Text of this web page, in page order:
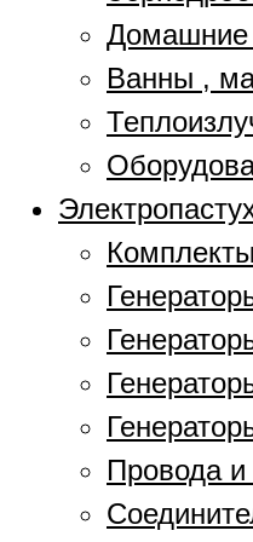
Домашние
Ванны ,
Провода